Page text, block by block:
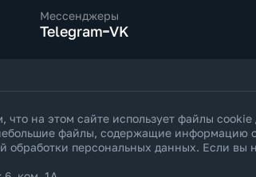
Мессенджеры
Telegram VK
на этом сайте использует файлы
файлы, содержащие
обработки персональных данных. Если вы